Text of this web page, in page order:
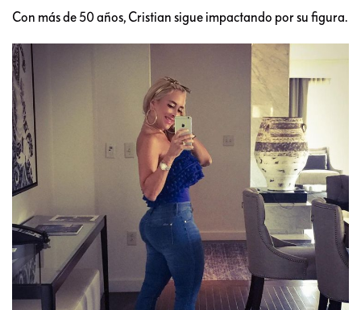
Con más de 50 años, Cristian sigue impactando por su figura.